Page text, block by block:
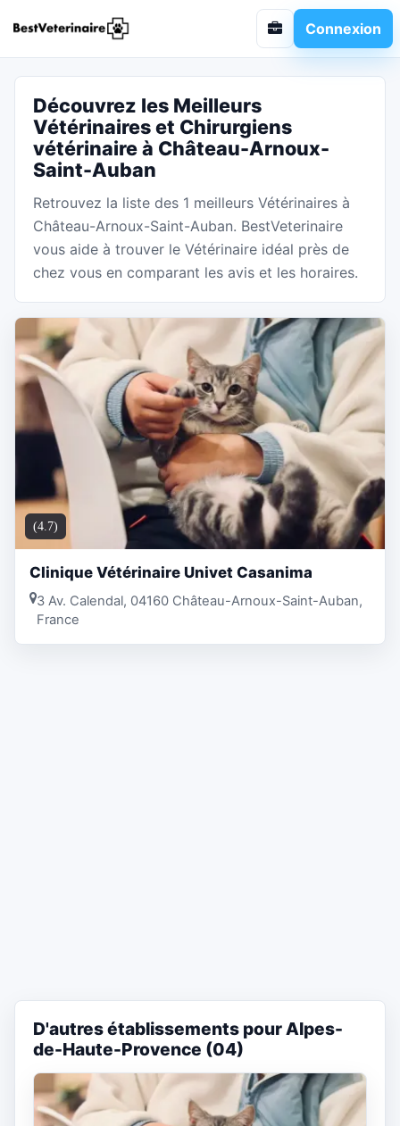
Connexion
Découvrez les Meilleurs
Vétérinaires et Chirurgiens
vétérinaire à Château-Arnoux-
Saint-Auban
Retrouvez la liste des 1 meilleurs Vétérinaires à
Château-Arnoux-Saint-Auban. BestVeterinaire
vous aide à trouver le Vétérinaire idéal près de
chez vous en comparant les avis et les horaires.
(4.7)
Clinique Vétérinaire Univet Casanima
3 Av. Calendal, 04160 Château-Arnoux-Saint-Auban,
France
D'autres établissements pour Alpes-
de-Haute-Provence (04)